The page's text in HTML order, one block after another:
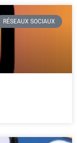
RÉSEAUX SOCIAUX